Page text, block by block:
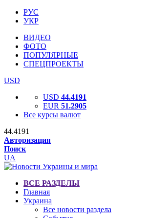
РУС
УКР
ВИДЕО
ФОТО
ПОПУЛЯРНЫЕ
СПЕЦПРОЕКТЫ
USD
USD 44.4191
EUR 51.2905
Все курсы валют
44.4191
Авторизация
Поиск
UA
ВСЕ РАЗДЕЛЫ
Главная
Украина
Все новости раздела